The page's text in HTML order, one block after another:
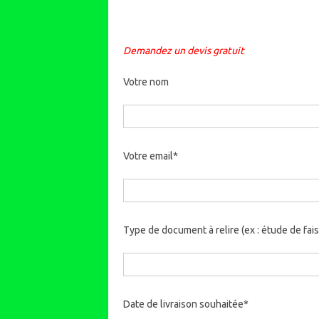
Demandez un devis gratuit
Votre nom
Votre email*
Type de document à relire (ex : étude de
Date de livraison souhaitée*